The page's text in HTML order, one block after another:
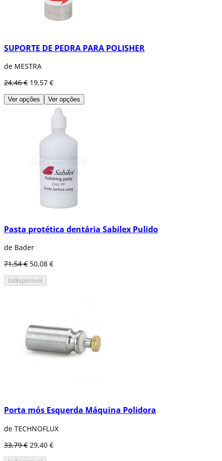
SUPORTE DE PEDRA PARA POLISHER
de MESTRA
24,46 € 19,57 €
Ver opções Ver opções
Pasta protética dentária Sabilex Pulido
de Bader
71,54 € 50,08 €
Indisponível
Porta mós Esquerda Máquina Polidora
de TECHNOFLUX
33,79 € 29,40 €